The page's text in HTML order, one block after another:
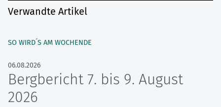
Verwandte Artikel
SO WIRD´S AM WOCHENDE
06.08.2026
Bergbericht 7. bis 9. August
2026